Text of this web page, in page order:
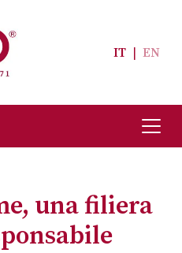
IT | EN
una filiera